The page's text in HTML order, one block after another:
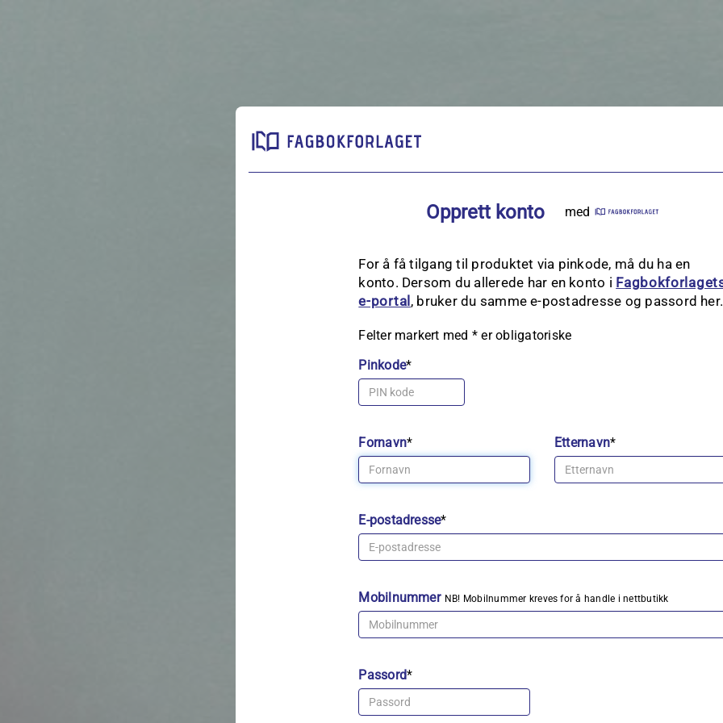
Opprett konto med
For å få tilgang til produktet via pinkode, må du ha en
konto. Dersom du allerede har en konto i
e‑portal, bruker du samme e-postadresse og passord her.
Felter markert med * er obligatoriske
Pinkode*
Fornavn* Etternavn*
E-postadresse*
Mobilnummer NB! Mobilnummer kreves for å handle i nettbutikk
Passord*